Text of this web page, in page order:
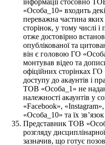
«Особа_10» входить
переважна частина
сторінок, у тому числі
отже достовірно
опублікованої та
він є головою ГО
монтував відео та
офіційних сторінках
доступу до акаунтів і
ТОВ «Особа_1» не
належності акаунтів у
«Facebook»,
«Особа_10» та їх
Представник ТОВ
розгляду
зазначив, що готує